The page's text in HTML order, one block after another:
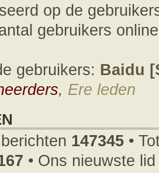
op de
gebruikers
gebruikers: Baidu
, Ere leden
147345 •
• Ons nieuwste